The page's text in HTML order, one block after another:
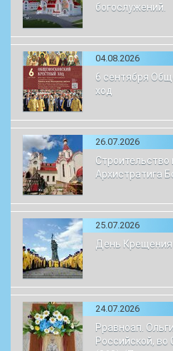
богослужений.
04.08.2026
6 сентября
ход
26.07.2026
Строительство
Архистратига
25.07.2026
День Крещения
24.07.2026
Рравноап.
Российской,